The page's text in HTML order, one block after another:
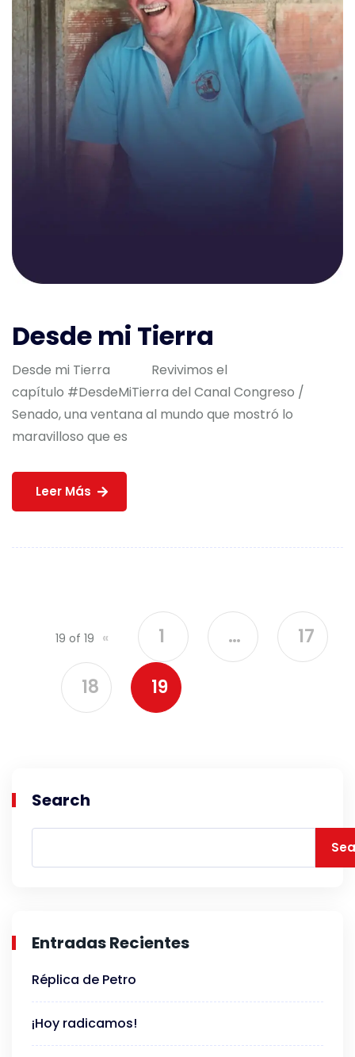
Desde mi Tierra
Desde mi Tierra Revivimos el
capítulo #DesdeMiTierra del Canal Congreso /
Senado, una ventana al mundo que mostró lo
maravilloso que es
Leer Más
19 of 19 « 1 … 17
18 19
Search
Entradas Recientes
Réplica de Petro
¡Hoy radicamos!